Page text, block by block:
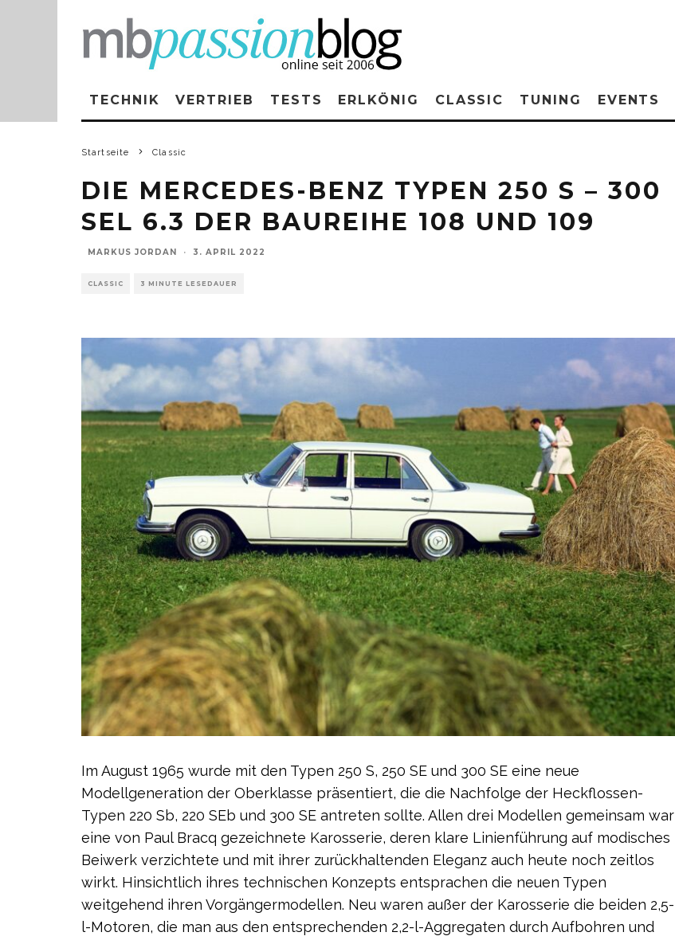
TECHNIK VERTRIEB TESTS ERLKÖNIG CLASSIC TUNING EVENTS
Startseite Classic
DIE MERCEDES-BENZ TYPEN 250 S – 300
SEL 6.3 DER BAUREIHE 108 UND 109
MARKUS JORDAN · 3. APRIL 2022
CLASSIC 3 MINUTE LESEDAUER
Im August 1965 wurde mit den Typen 250 S, 250 SE und 300 SE eine neue
Modellgeneration der Oberklasse präsentiert, die die Nachfolge der Heckflossen-
Typen 220 Sb, 220 SEb und 300 SE antreten sollte. Allen drei Modellen gemeinsam war
eine von Paul Bracq gezeichnete Karosserie, deren klare Linienführung auf modisches
Beiwerk verzichtete und mit ihrer zurückhaltenden Eleganz auch heute noch zeitlos
wirkt. Hinsichtlich ihres technischen Konzepts entsprachen die neuen Typen
weitgehend ihren Vorgängermodellen. Neu waren außer der Karosserie die beiden 2,5-
l-Motoren, die man aus den entsprechenden 2,2-l-Aggregaten durch Aufbohren und